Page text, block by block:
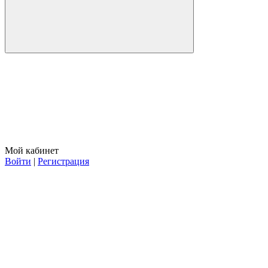
Мой кабинет
Войти | Регистрация